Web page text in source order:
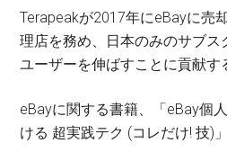
Terapeakが2017年にeBayに売
理店を務め、日本のみのサブ
ユーザーを伸ばすことに貢献す
eBayに関する書籍、「eBay個
ける 超実践テク (コレだけ! 技)